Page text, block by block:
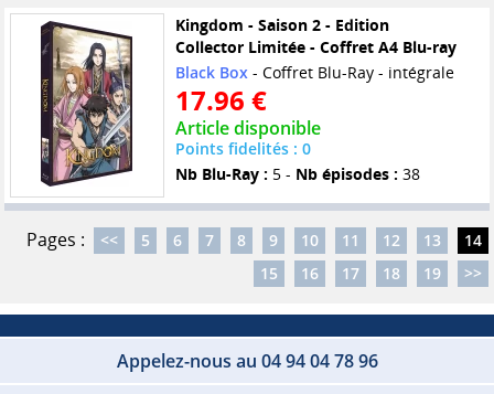
Kingdom - Saison 2 - Edition
Collector Limitée - Coffret A4 Blu-ray
Black Box- Coffret Blu-Ray - intégrale
17.96 €
Article disponible
Points fidelités : 0
Nb Blu-Ray : 5 - Nb épisodes : 38
Pages : << 5 6 7 8 9 10 11 12 13
14
15
16 17 18 19 >>
Appelez-nous au 04 94 04 78 96